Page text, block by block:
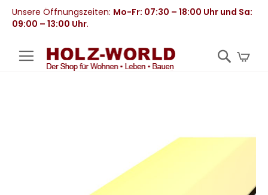
Unsere Öffnungszeiten: Mo-Fr: 07:30 – 18:00 Uhr und Sa:
09:00 – 13:00 Uhr.